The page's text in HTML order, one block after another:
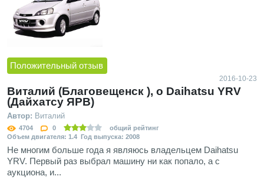
Положительный отзыв
2016-10-23
Виталий (Благовещенск ), о Daihatsu YRV
(Дайхатсу ЯРВ)
Автор: Виталий
4704 0
общий рейтинг
Объем двигателя: 1.4 Год выпуска: 2008
Не многим больше года я являюсь владельцем Daihatsu
YRV. Первый раз выбрал машину ни как попало, а с
аукциона, и...